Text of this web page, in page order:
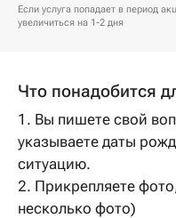
Если услуга попадает в период
увеличиться на 1-2 дня
Что понадобится
1. Вы пишете свой
указываете даты
ситуацию.
2. Прикрепляете
несколько фото)